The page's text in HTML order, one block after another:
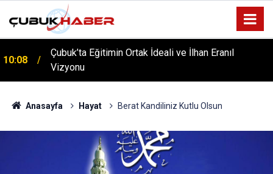
12:06
ÇUBUK’TA ‘YAZA MERHABA’ COŞKUSU: Kursiyerler
Gönüllerince Eğlendi!
Anasayfa Hayat Berat Kandiliniz Kutlu Olsun